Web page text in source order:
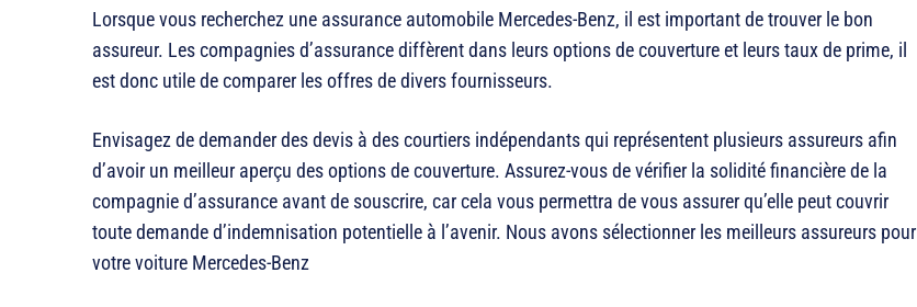
Lorsque vous recherchez une assurance automobile Mercedes-Benz, il est important de trouver le bon
assureur. Les compagnies d’assurance diffèrent dans leurs options de couverture et leurs taux de prime, il
est donc utile de comparer les offres de divers fournisseurs.
Envisagez de demander des devis à des courtiers indépendants qui représentent plusieurs assureurs afin
d’avoir un meilleur aperçu des options de couverture. Assurez-vous de vérifier la solidité financière de la
compagnie d’assurance avant de souscrire, car cela vous permettra de vous assurer qu’elle peut couvrir
toute demande d’indemnisation potentielle à l’avenir. Nous avons sélectionner les meilleurs assureurs pour
votre voiture Mercedes-Benz